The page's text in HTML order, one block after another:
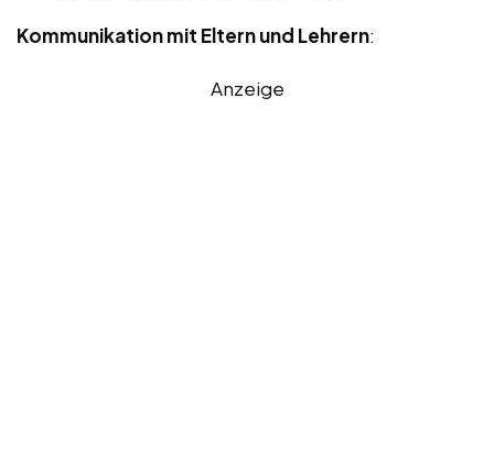
Kommunikation mit Eltern und Lehrern:
Anzeige